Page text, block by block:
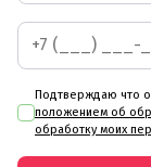
Подтверждаю что
положением об
обработку моих